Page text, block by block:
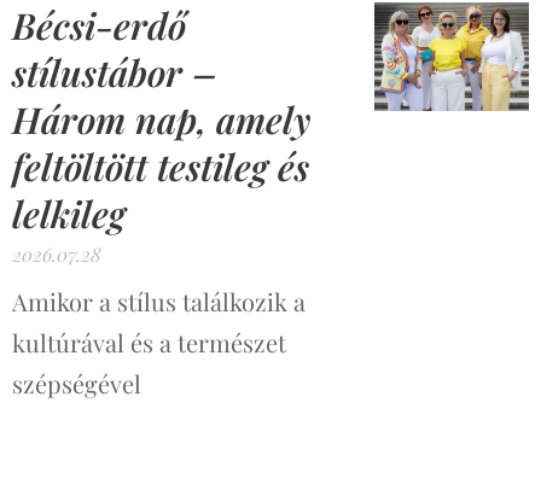
Bécsi-erdő
stílustábor –
Három nap, amely
feltöltött testileg és
lelkileg
2026.07.28
Amikor a stílus találkozik a
kultúrával és a természet
szépségével